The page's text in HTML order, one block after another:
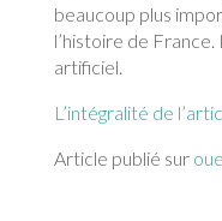
beaucoup plus
l’histoire de France.
artificiel.
L’intégralité de
Article publié sur